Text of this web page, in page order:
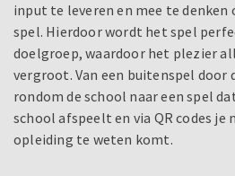
input te leveren en mee te denken
spel. Hierdoor wordt het spel
doelgroep, waardoor het plezier
vergroot. Van een buitenspel door
rondom de school naar een spel
school afspeelt en via QR codes je
opleiding te weten komt.